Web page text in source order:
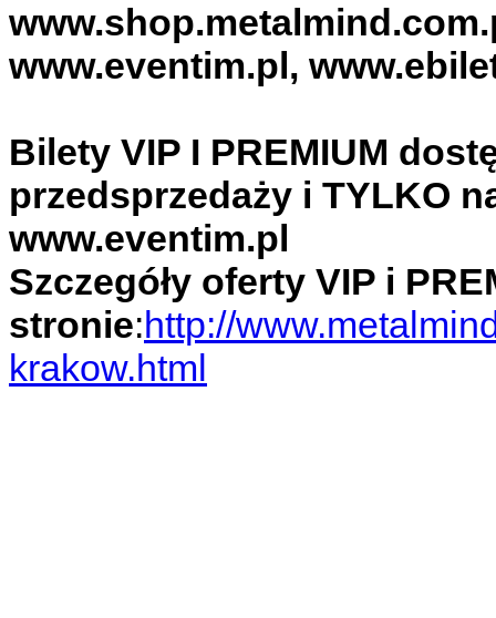
www.eventim.pl,
Bilety VIP I PREMIUM
przedsprzedaży i TYLKO
www.eventim.pl
Szczegóły oferty VIP i
stronie:http://
krakow.html